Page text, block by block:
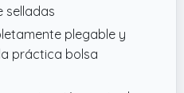
selladas
plegable y
práctica bolsa